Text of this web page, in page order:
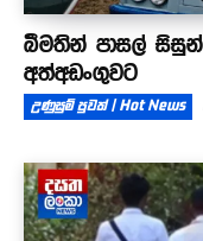
බීමතින් පාසල්
අත්අඩංගුවට
උණුසුම් පුවත් | Hot News